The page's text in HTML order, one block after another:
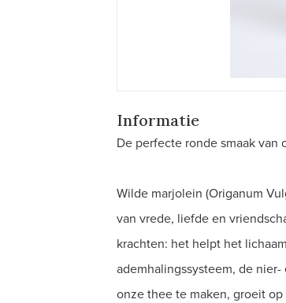
Informatie
De perfecte ronde smaak
Wilde marjolein (Origanum
van vrede, liefde en
krachten: het helpt het
ademhalingssysteem, de
onze thee te maken, groeit